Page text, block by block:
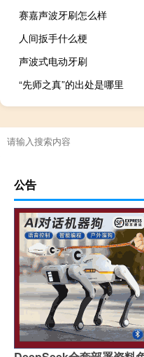
赛嘉声波牙刷怎么样
人间扳手什么梗
声波式电动牙刷
“先师之真”的出处是哪里
公告